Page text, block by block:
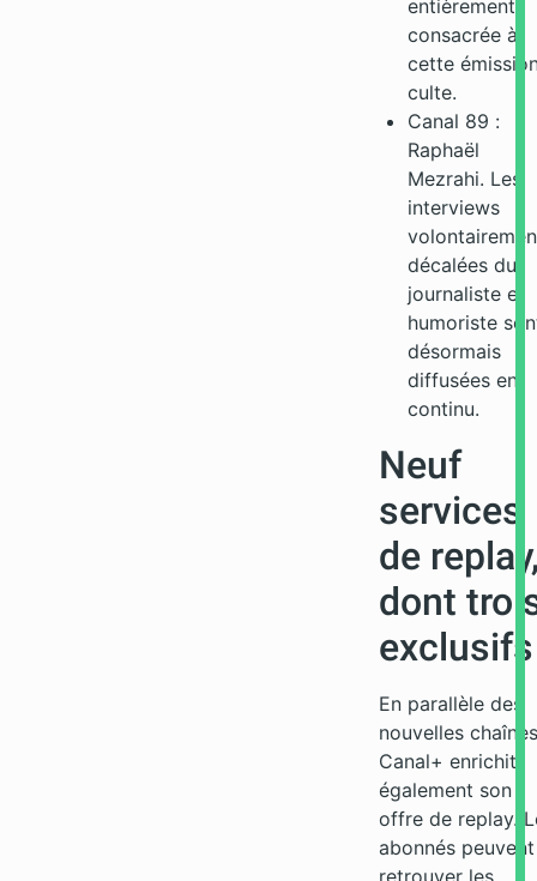
entièrement
consacrée à
cette
culte.
Canal 89 :
Raphaël
Mezrahi. Les
interviews
décalées du
journaliste et
humoriste
désormais
diffusées en
continu.
Neuf
services
de
dont
exclusifs
En parallèle des
nouvelles
Canal+ enrichit
également son
offre de replay.
abonnés peuvent
retrouver les